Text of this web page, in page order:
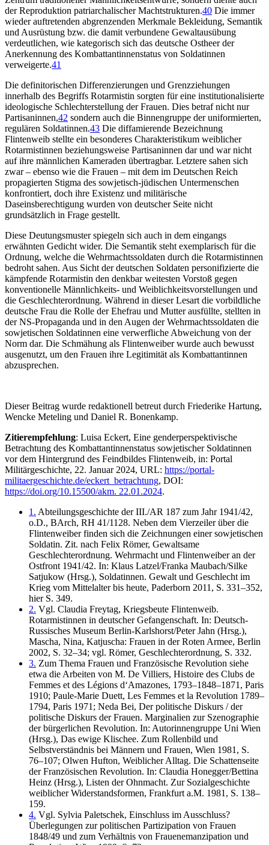
der Reproduktion patriarchalischer Machtstrukturen.40 Die immer
wieder auftretenden abgrenzenden Merkmale Bekleidung, Semantik
und Ausrüstung bzw. die damit verbundene Gewaltausübung
verdeutlichen, wie kategorisch sich das deutsche Ostheer der
Anerkennung des Kombattantinnenstatus von Soldatinnen
verweigerte.41
Die definitorischen Differenzierungen und Grenzziehungen
innerhalb des Begriffs Rotarmistin sorgten für eine institutionalisierte
ideologische Schlechterstellung der Frauen. Dies betraf nicht nur
Partisaninnen,42 sondern auch die Binnengruppe der uniformierten,
regulären Soldatinnen.43 Die diffamierende Bezeichnung
Flintenweib stellte ein besonderes Charakteristikum weiblicher
Rotarmistinnen beziehungsweise Partisaninnen dar und war nicht
auf ihre männlichen Kameraden übertragbar. Letztere sahen sich
zwar – ebenso wie die Frauen – mit dem im Deutschen Reich
propagierten Stigma des sowjetisch-jüdischen Untermenschen
konfrontiert, doch ihre Existenz und militärische
Daseinsberechtigung wurden von deutscher Seite nicht
grundsätzlich in Frage gestellt.
Diese Deutungsmuster spiegeln sich auch in dem eingangs
erwähnten Gedicht wider. Die Semantik steht exemplarisch für die
Ordnung, welche die Wehrmachtssoldaten durch die Rotarmistinnen
bedroht sahen. Aus Sicht der deutschen Soldaten personifizierte die
kämpfende Rotarmistin den denkbar weitesten Vorstoß gegen
konventionelle Männlichkeits- und Weiblichkeitsvorstellungen und
die Geschlechterordnung. Während in dieser Lesart die vorbildliche
deutsche Frau die Rolle der Ehefrau und Mutter ausfüllte, stellten in
der NS-Propaganda und in den Augen der Wehrmachtssoldaten die
sowjetischen Soldatinnen eine verwerfliche Abweichung von der
Norm dar. Die Schmähung als Flintenweiber wurde auch bewusst
ausgenutzt, um den Frauen ihre Legitimität als Kombattantinnen
abzusprechen.
Dieser Beitrag wurde redaktionell betreut durch Friederike Hartung,
Wencke Meteling und Daniel R. Bonenkamp.
Zitierempfehlung: Luisa Eckert, Eine genderperspektivische
Betrachtung des Kombattantinnenstatus sowjetischer Soldatinnen
vor dem Hintergrund des Feindbildes Flintenweib, in: Portal
Militärgeschichte, 22. Januar 2024, URL: https://portal-
militaergeschichte.de/eckert_betrachtung, DOI:
https://doi.org/10.15500/akm. 22.01.2024.
1. Abteilungsgeschichte der III./AR 187 zum Jahr 1941/42,
o.D., BArch, RH 41/1128. Neben dem Vierzeiler über die
Flintenweiber finden sich die Zeichnungen einer sowjetischen
Soldatin. Zit. nach Felix Römer, Gewaltsame
Geschlechterordnung. Wehrmacht und Flintenweiber an der
Ostfront 1941/42. In: Klaus Latzel/Franka Maubach/Silke
Satjukow (Hrsg.), Soldatinnen. Gewalt und Geschlecht im
Krieg vom Mittelalter bis heute, Paderborn 2011, S. 331–352,
hier S. 349.
2. Vgl. Claudia Freytag, Kriegsbeute Flintenweib.
Rotarmistinnen in deutscher Gefangenschaft. In: Deutsch-
Russisches Museum Berlin-Karlshorst/Peter Jahn (Hrsg.),
Mascha, Nina, Katjuscha: Frauen in der Roten Armee, Berlin
2002, S. 32–34; vgl. Römer, Geschlechterordnung, S. 332.
3. Zum Thema Frauen und Französische Revolution siehe
etwa die Arbeiten von M. De Villiers, Histoire des Clubs de
Femmes et des Légions d‘Amazones, 1793–1848–1871, Paris
1910; Paule-Marie Duett, Les Femmes et la Revolution 1789–
1794, Paris 1971; Neda Bei, Der politische Diskurs / der
politische Diskurs der Frauen. Marginalien zur Szenographie
der bürgerlichen Revolution. In: Autorinnengruppe Uni Wien
(Hrsg.), Das ewige Klischee. Zum Rollenbild und
Selbstverständnis bei Männern und Frauen, Wien 1981, S.
76–107; Olwen Hufton, Weiblicher Alltag. Die Schattenseite
der Französischen Revolution. In: Claudia Honegger/Bettina
Heinz (Hrsg.), Listen der Ohnmacht. Zur Sozialgeschichte
weiblicher Widerstandsformen, Frankfurt a.M. 1981, S. 138–
159.
4. Vgl. Sylvia Paletschek, Einschluss im Ausschluss?
Überlegungen zur politischen Partizipation von Frauen
1848/49 und zum Verhältnis von Frauenemanzipation und